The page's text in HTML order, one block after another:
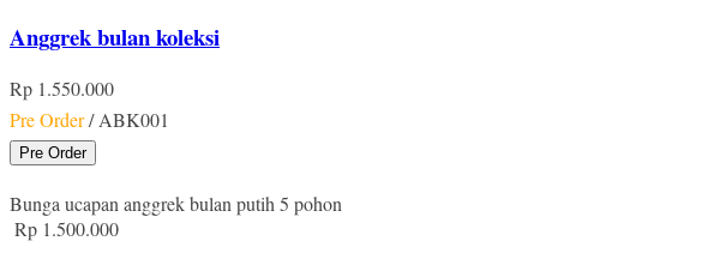
Anggrek bulan koleksi
Rp 1.550.000
Pre Order/ ABK001
Pre Order
Bunga ucapan anggrek bulan putih 5 pohon
Rp 1.500.000